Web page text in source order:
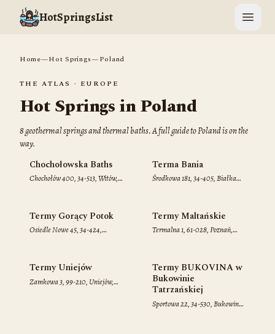
HotSpringsList Open
Home—Hot Springs—Poland
THE ATLAS · EUROPE
Hot Springs inPoland
8geothermal springsand thermal baths. A full guide toPolandis on the
way.
Chochołowska Baths
Chochołów 400, 34-513, Witów,
♨
Terma Bania
Środkowa 181, 34-405, Białka
Termy Gorący Potok
Osiedle Nowe 45, 34-424,
Termy Maltańskie
Termalna 1, 61-028, Poznań,
♨
Termy Uniejów
Zamkowa 3, 99-210, Uniejów,
Termy BUKOVINA w
Bukowinie
Tatrzańskiej
Sportowa 22, 34-530, Bukowina